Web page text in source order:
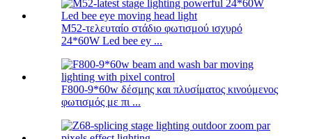
M52-τελευταίο στάδιο φωτισμού ισχυρό
24*60W Led bee ey ...
F800-9*60w δέσμης και πλυσίματος κινούμενος
φωτισμός με πι ...